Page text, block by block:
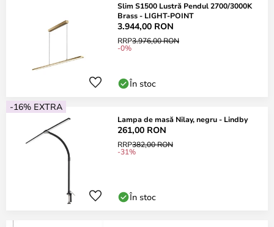
Slim S1500 Lustră Pendul 2700/3000K
Brass - LIGHT-POINT
3.944,00 RON
RRP3.976,00 RON
-0%
În stoc
-16% EXTRA
Lampa de masă Nilay, negru - Lindby
261,00 RON
RRP382,00 RON
-31%
În stoc